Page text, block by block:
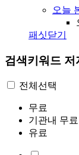
오늘
패싯닫기
검색키워드 저
전체선택
무료
기관내 무료
유료